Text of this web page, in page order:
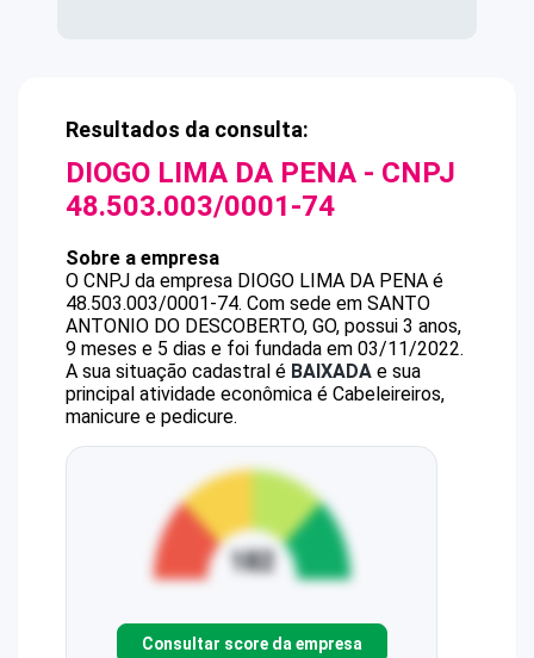
Resultados da consulta:
DIOGO LIMA DA PENA - CNPJ
48.503.003/0001-74
Sobre a empresa
O CNPJ da empresa DIOGO LIMA DA PENA é
48.503.003/0001-74. Com sede em SANTO
ANTONIO DO DESCOBERTO, GO, possui 3 anos,
9 meses e 5 dias e foi fundada em 03/11/2022.
A sua situação cadastral é BAIXADA e sua
principal atividade econômica é Cabeleireiros,
manicure e pedicure.
Consultar score da empresa